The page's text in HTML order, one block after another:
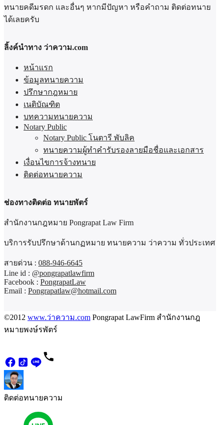
ทนายคดีมรดก และอื่นๆ หากมีปัญหา หรือคำถาม ติดต่อทนาย
ได้เลยครับ
ลิ้งค์นำทาง ว่าความ.com
หน้าแรก
ข้อมูลทนายความ
ปรึกษากฎหมาย
เนติบัณฑิต
บทความทนายความ
Notary Public
Notary Public โนตารี พับลิค
ทนายความผู้ทำคำรับรองลายมือชื่อและเอกสาร
เงื่อนไขการจ้างทนาย
ติดต่อทนายความ
ช่องทางติดต่อ ทนายพัตร์
สำนักงานกฎหมาย Pongrapat Law Firm
บริการรับปรึกษาด้านกฏหมาย ทนายความ ว่าความ ทั่วประเทศ
สายด่วน : 088-946-6645
Line id : @pongrapatlawfirm
Facebook : PongrapatLaw
Email : Pongrapatlaw@hotmail.com
©2012 www.ว่าความ.com Pongrapat LawFirm สำนักงานกฎ
หมายพงษ์รพัตร์
ติดต่อทนายความ